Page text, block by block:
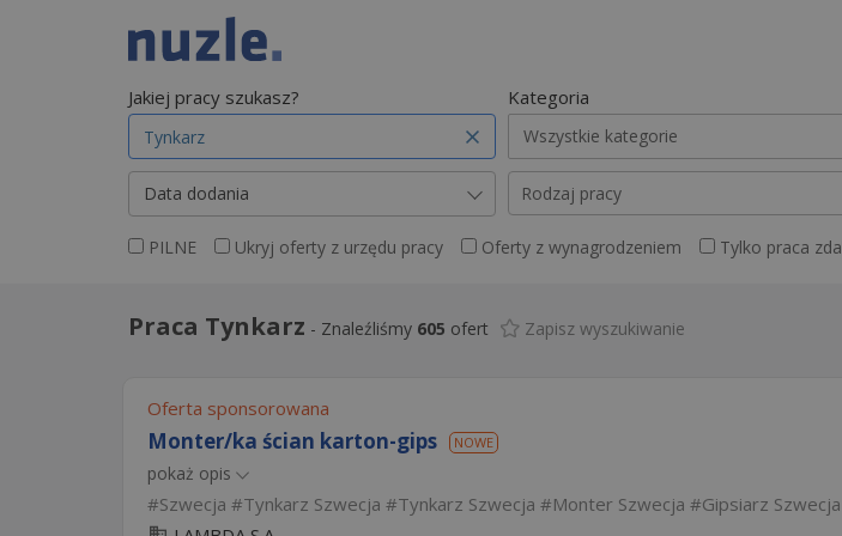
Jakiej pracy szukasz? Kategoria
Wszystkie kategorie
Data dodania Rodzaj pracy
PILNE Ukryj oferty z urzędu pracy Oferty z wynagrodzeniem Tylko praca
Zapisz wyszukiwanie
Praca Tynkarz - Znaleźliśmy 605 ofert
Oferta sponsorowana
Monter/ka ścian karton-gips NOWE
pokaż opis
Szwecja Tynkarz Szwecja Tynkarz Szwecja Monter Szwecja
Gipsiarz Szwecja